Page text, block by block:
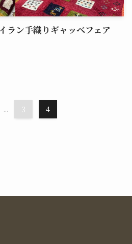
ラン手織りギャッベフェア
... 3 4